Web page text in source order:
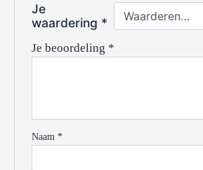
Je
waardering *
Je beoordeling *
Naam*